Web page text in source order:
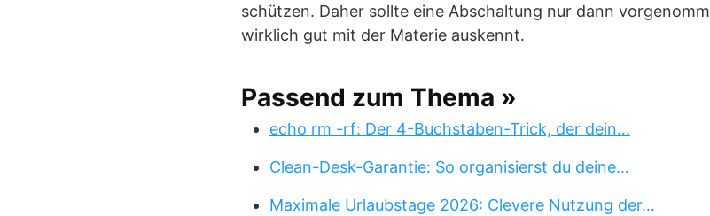
schützen. Daher sollte eine Abschaltung nur dann
wirklich gut mit der Materie auskennt.
Passend zum Thema »
echo rm -rf: Der 4-Buchstaben-Trick, der dein…
Clean-Desk-Garantie: So organisierst du deine…
Maximale Urlaubstage 2026: Clevere Nutzung der…